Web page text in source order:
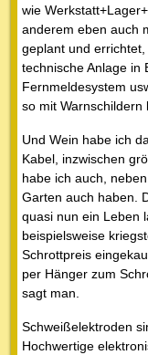
wie
anderem eben auch
geplant und
technische Anlage in
Fernmeldesystem
so mit Warnschildern
Und Wein habe ich
Kabel, inzwischen
habe ich auch,
Garten auch haben.
quasi nun ein Leben
beispielsweise
Schrottpreis
per Hänger zum
sagt man.
Schweißelektroden
Hochwertige